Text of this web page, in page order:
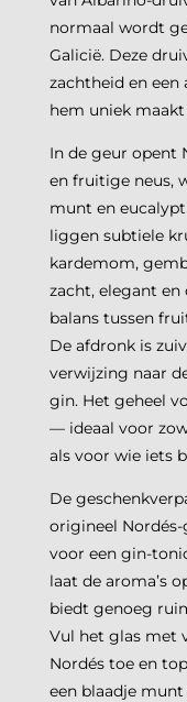
normaal wordt
Galicië. Deze
zachtheid en
hem uniek
In de geur opent
en fruitige neus,
munt en
liggen subtiele
kardemom,
zacht, elegant
balans tussen
De afdronk is
verwijzing naar
gin. Het geheel
— ideaal voor
als voor wie iets
De
origineel
voor een gin-
laat de aroma’s
biedt genoeg
Vul het glas met
Nordés toe en
een blaadje